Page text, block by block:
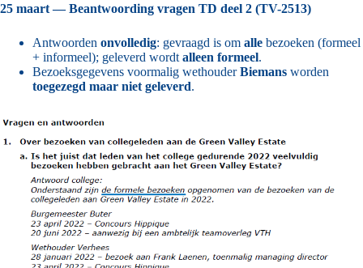
25 maart — Beantwoording vragen TD deel 2 (TV-2513)
Antwoorden onvolledig: gevraagd is om alle bezoeken (formeel
+ informeel); geleverd wordt alleen formeel.
Bezoeksgegevens voormalig wethouderBiemans worden
toegezegd maar niet geleverd.